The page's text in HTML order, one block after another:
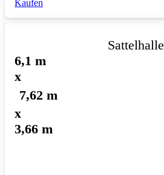
Kaufen
Sattelhalle
6,1 m
x
7,62 m
x
3,66 m